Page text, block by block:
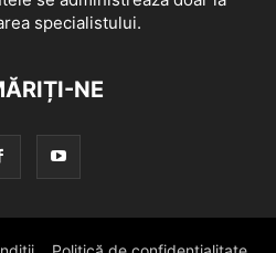
specialistului.
NE